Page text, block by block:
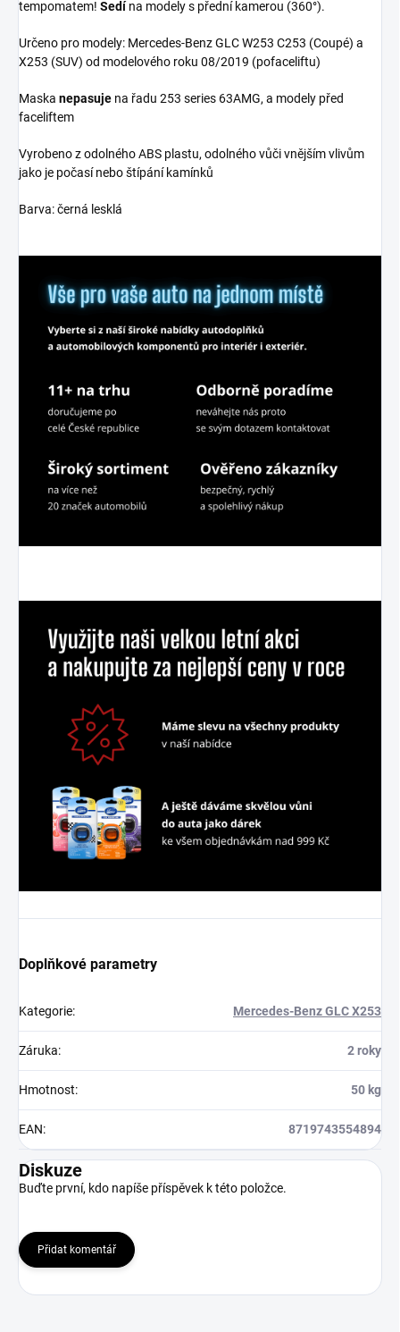
tempomatem! Sedína modely s přední kamerou (360°).
Určeno pro modely: Mercedes-Benz GLCW253 C253 (Coupé) a
X253 (SUV) od modelového roku 08/2019 (pofaceliftu)
Maska nepasuje na řadu 253 series 63AMG, a modely před
faceliftem
Vyrobeno z odolného ABS plastu, odolného vůči vnějším vlivům
jako je počasí nebo štípání kamínků
Barva: černá lesklá
Doplňkové parametry
Kategorie: Mercedes-Benz GLC X253
Záruka: 2 roky
Hmotnost: 50 kg
EAN: 8719743554894
Diskuze
Buďte první, kdo napíše příspěvek k této položce.
Přidat komentář